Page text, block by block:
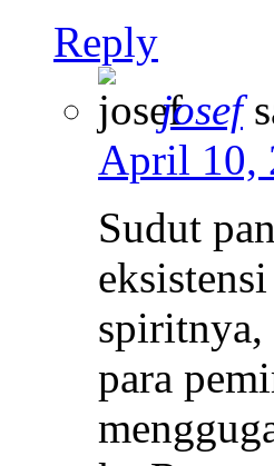
Reply
josef
April 10,
Sudut
spiritnya,
para